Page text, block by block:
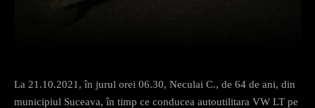
La 21.10.2021, în jurul orei 06.30, Neculai C., de 64 de ani, din
municipiul Suceava, în timp ce conducea autoutilitara VW LT pe